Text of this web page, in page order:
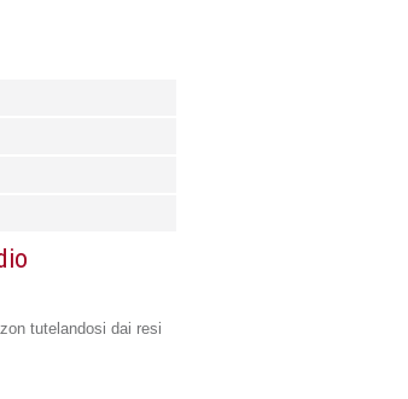
tutelandosi dai resi